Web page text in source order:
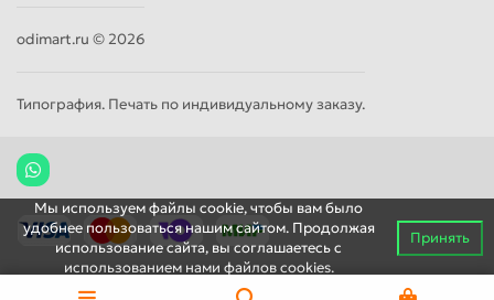
odimart.ru © 2026
Типография. Печать по индивидуальному заказу.
Мы используем файлы cookie, чтобы вам было
удобнее пользоваться нашим сайтом. Продолжая
использование сайта, вы соглашаетесь c
использованием нами файлов cookies.
Принять